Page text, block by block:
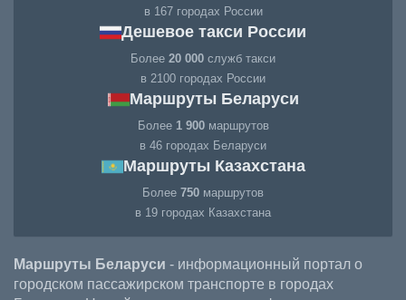
в 167 городах России
Дешевое такси России
Более 20 000 служб такси
в 2100 городах России
Маршруты Беларуси
Более 1 900маршрутов
в 46 городах Беларуси
Маршруты Казахстана
Более 750 маршрутов
в 19 городах Казахстана
Маршруты Беларуси - информационный портал о
городском пассажирском транспорте в городах